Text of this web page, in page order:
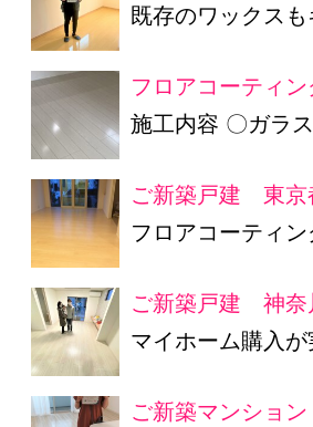
既存のワックス
フロアコーティ
施工内容 〇ガラ
ご新築戸建 東
フロアコーティ
ご新築戸建 神
マイホーム購入
ご新築マンショ